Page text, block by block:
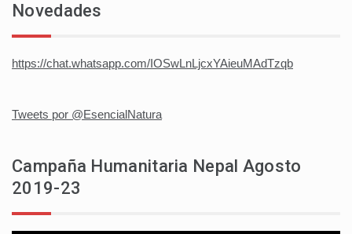
Novedades
https://chat.whatsapp.com/IOSwLnLjcxYAieuMAdTzqb
Tweets por @EsencialNatura
Campaña Humanitaria Nepal Agosto
2019-23